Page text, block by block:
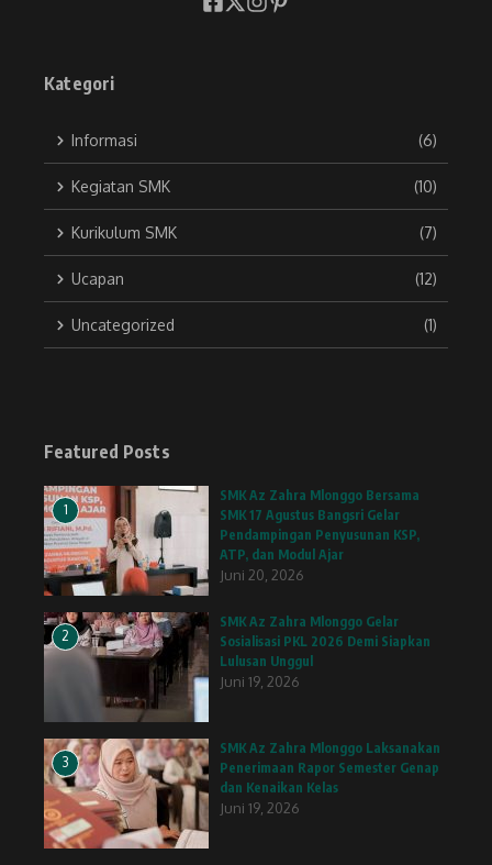
Kategori
Informasi (6)
Kegiatan SMK (10)
Kurikulum SMK (7)
Ucapan (12)
Uncategorized (1)
Featured Posts
1
SMK Az Zahra Mlonggo Bersama
SMK 17 Agustus Bangsri Gelar
Pendampingan Penyusunan KSP,
ATP, dan Modul Ajar
Juni 20, 2026
2
SMK Az Zahra Mlonggo Gelar
Sosialisasi PKL 2026 Demi Siapkan
Lulusan Unggul
Juni 19, 2026
3
SMK Az Zahra Mlonggo Laksanakan
Penerimaan Rapor Semester Genap
dan Kenaikan Kelas
Juni 19, 2026